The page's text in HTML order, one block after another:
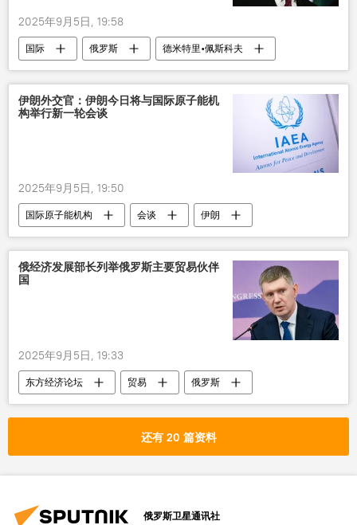
2025年9月5日, 19:58
国际 俄罗斯 德米特里•佩斯科夫
伊朗外交官：伊朗今日将与国际原子能机
构举行新一轮会谈
2025年9月5日, 19:50
国际原子能机构 会谈
伊朗
维也纳
俄经济发展部长列举俄罗斯主要贸易伙伴
国
2025年9月5日, 19:33
东方经济论坛 贸易
俄罗斯
俄罗斯经济发展部
中国
土耳其
还有 20 篇资料
俄罗斯卫星通讯社